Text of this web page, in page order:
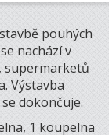
pouhých
nachází v
supermarketů
Výstavba
dokončuje.
1 koupelna